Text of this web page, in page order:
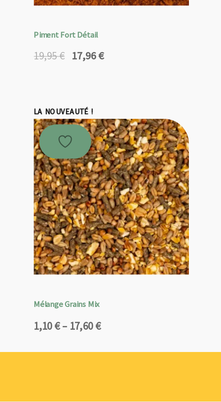
Piment Fort Détail
19,95€
Le
19,95 €.
17,96€
Le
17,96 €.
LA NOUVEAUTÉ !
Mélange Grains Mix
1,10€– 17,60€
Plage
prix :